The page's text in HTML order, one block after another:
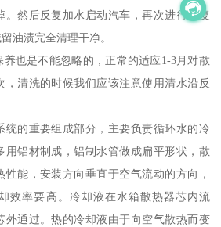
。然后反复加水启动汽车，再次进行反复
油渍完全清理干净。
也是不能忽略的，正常的适应1-3月对散
，清洗的时候我们应该注意使用清水沿反
统的重要组成部分，主要负责循环水的冷
用铝材制成，铝制水管做成扁平形状，散
能，安装方向垂直于空气流动的方向，
效率要高。冷却液在水箱散热器芯内流
外通过。热的冷却液由于向空气散热而变